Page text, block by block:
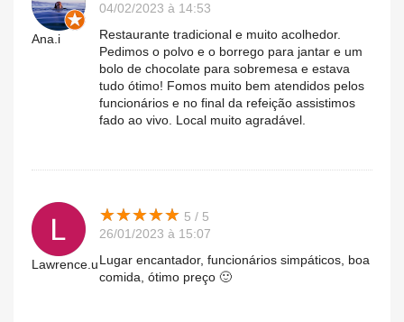
Ana.i
04/02/2023 à 14:53
Restaurante tradicional e muito acolhedor.
Pedimos o polvo e o borrego para jantar e um
bolo de chocolate para sobremesa e estava
tudo ótimo! Fomos muito bem atendidos pelos
funcionários e no final da refeição assistimos
fado ao vivo. Local muito agradável.
Lawrence.u
★★★★★
★★★★★ 5 / 5
26/01/2023 à 15:07
Lugar encantador, funcionários simpáticos, boa
comida, ótimo preço 🙂